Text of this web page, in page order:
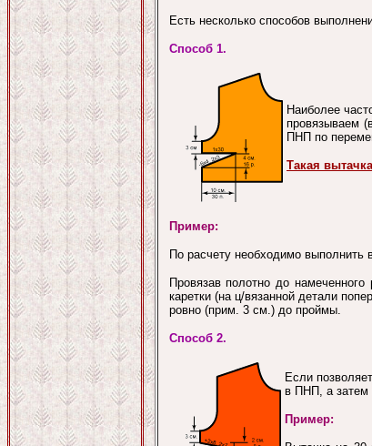
Есть несколько способов
Способ 1.
Наиболее
провязываем
ПНП по
Такая вытачка
Пример:
По расчету необходимо
Провязав полотно до
каретки (на ц/вязанной детали
ровно (прим. 3 см.) до проймы.
Способ 2.
Если
в ПНП, а затем
Пример: